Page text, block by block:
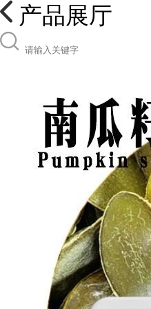
产品展厅